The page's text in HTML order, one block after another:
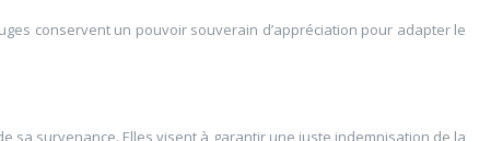
conservent un pouvoir souverain d’appréciation pour adapter le
sa survenance. Elles visent à garantir une juste indemnisation de la